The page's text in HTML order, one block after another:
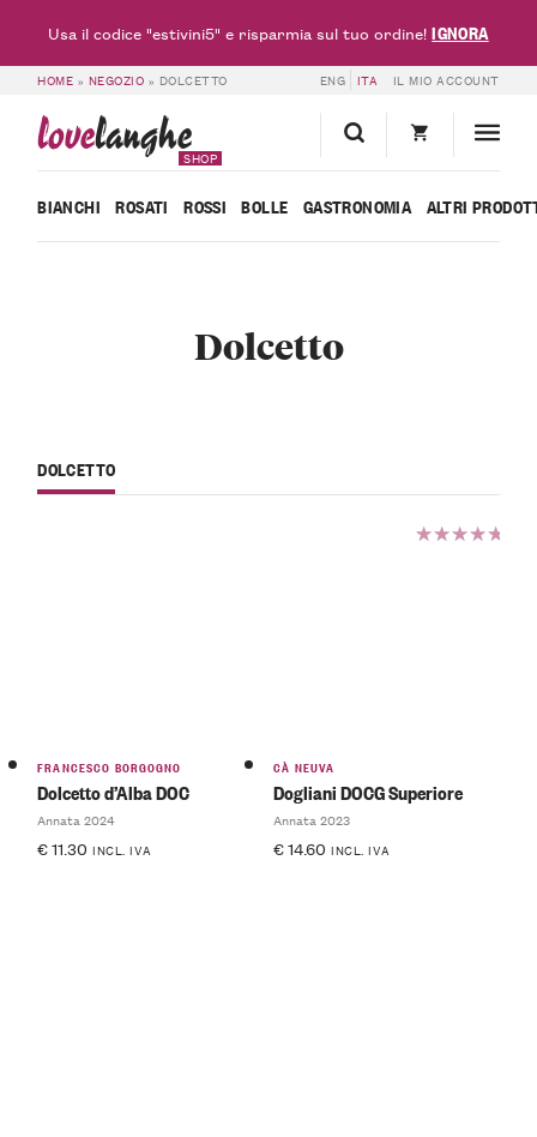
HOME » NEGOZIO » DOLCETTO ENG ITA IL MIO ACCOUNT
lovelanghe
SHOP
BIANCHI ROSATI ROSSI BOLLE GASTRONOMIA ALTRI
Dolcetto
DOLCETTO
FRANCESCO BORGOGNO
Dolcetto d’Alba DOC
Annata 2024
€11.30 INCL. IVA
CÀ NEUVA
Dogliani DOCG Superiore
Annata 2023
€14.60 INCL. IVA
Usa il codice "estivini5" e risparmia sul tuo ordine!IGNORA